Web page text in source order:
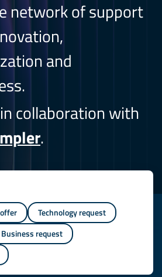
network of support
and
collaboration with
.
Technology request
Business request